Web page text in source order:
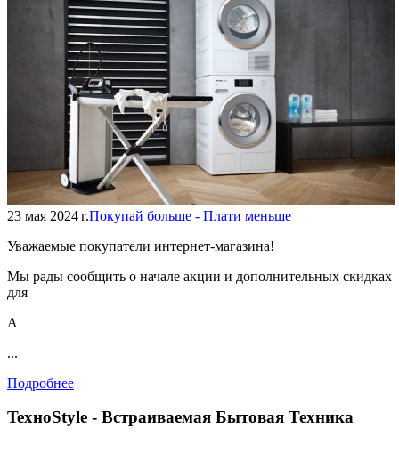
23 мая 2024 г.Покупай больше - Плати меньше
Уважаемые покупатели интернет-магазина!
Мы рады сообщить о начале акции и дополнительных скидках
для
А
...
Подробнее
TexноStyle - Встраиваемая Бытовая Техника